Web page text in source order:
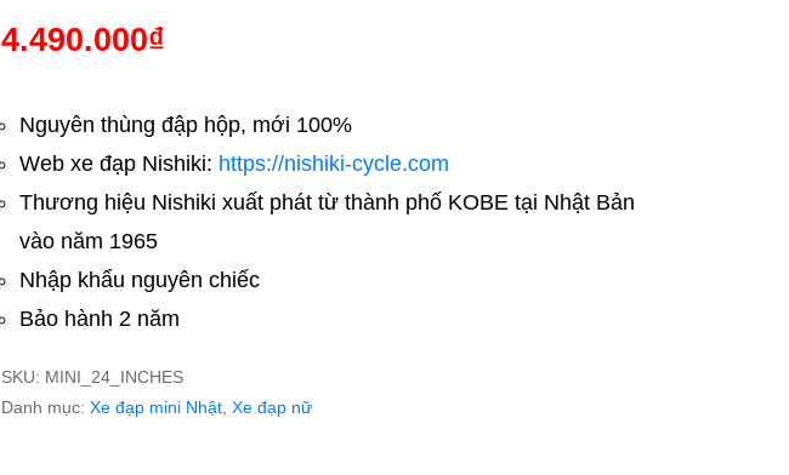
4.490.000₫
Nguyên thùng đập hộp, mới 100%
Web xe đạp Nishiki: https://nishiki-cycle.com
Thương hiệu Nishiki xuất phát từ thành phố KOBE tại Nhật Bản
vào năm 1965
Nhập khẩu nguyên chiếc
Bảo hành 2 năm
SKU: MINI_24_INCHES
Danh mục: Xe đạp mini Nhật, Xe đạp nữ